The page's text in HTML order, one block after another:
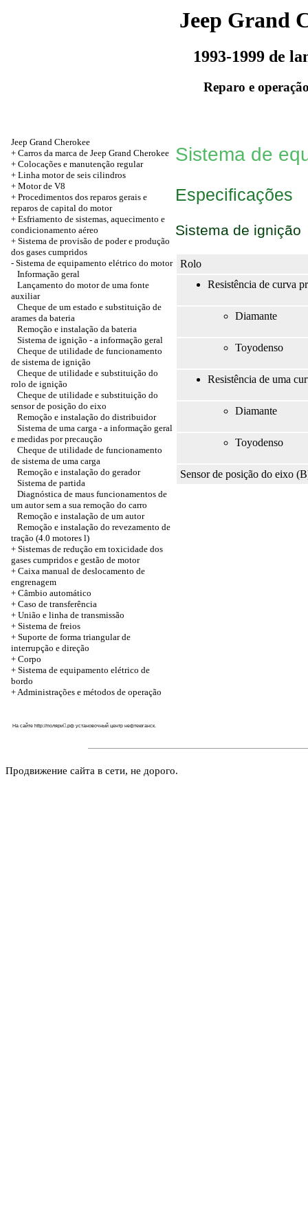
Jeep Grand
1993-1999 de
Reparo e
Jeep Grand Cherokee
+ Carros da marca de Jeep Grand Cherokee
+ Colocações e manutenção regular
+ Linha motor de seis cilindros
+ Motor de V8
+ Procedimentos dos reparos gerais e
reparos de capital do motor
+ Esfriamento de sistemas, aquecimento e
condicionamento aéreo
+ Sistema de provisão de poder e produção
dos gases cumpridos
- Sistema de equipamento elétrico do motor
Informação geral
Lançamento do motor de uma fonte
auxiliar
Cheque de um estado e substituição de
arames da bateria
Remoção e instalação da bateria
Sistema de ignição - a informação geral
Cheque de utilidade de funcionamento
de sistema de ignição
Cheque de utilidade e substituição do
rolo de ignição
Cheque de utilidade e substituição do
sensor de posição do eixo
Remoção e instalação do distribuidor
Sistema de uma carga - a informação geral
e medidas por precaução
Cheque de utilidade de funcionamento
de sistema de uma carga
Remoção e instalação do gerador
Sistema de partida
Diagnóstica de maus funcionamentos de
um autor sem a sua remoção do carro
Remoção e instalação de um autor
Remoção e instalação do revezamento de
tração (4.0 motores l)
+ Sistemas de redução em toxicidade dos
gases cumpridos e gestão de motor
+ Caixa manual de deslocamento de
engrenagem
+ Câmbio automático
+ Caso de transferência
+ União e linha de transmissão
+ Sistema de freios
+ Suporte de forma triangular de
interrupção e direção
+ Corpo
+ Sistema de equipamento elétrico de
bordo
+ Administrações e métodos de operação
На сайте http://поляри𚦺.рф установочный центр нефтеюганск.
Sistema de
Especificações
Sistema de ignição
Rolo
Resistência de curva
Diamante
Toyodenso
Resistência de uma
Diamante
Toyodenso
Sensor de posição do eixo
Продвижение сайта в сети, не дорого.